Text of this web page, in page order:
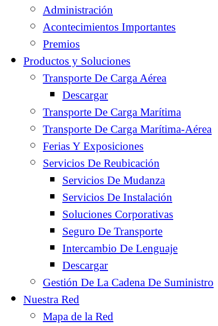
Administración
Acontecimientos Importantes
Premios
Productos y Soluciones
Transporte De Carga Aérea
Descargar
Transporte De Carga Marítima
Transporte De Carga Marítima-Aérea
Ferias Y Exposiciones
Servicios De Reubicación
Servicios De Mudanza
Servicios De Instalación
Soluciones Corporativas
Seguro De Transporte
Intercambio De Lenguaje
Descargar
Gestión De La Cadena De Suministro
Nuestra Red
Mapa de la Red